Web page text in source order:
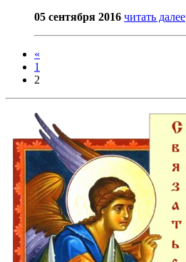
05 сентября 2016 читать далее
«
1
2